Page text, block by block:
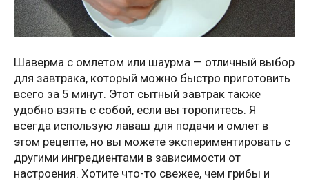
Шаверма с омлетом или шаурма — отличный выбор
для завтрака, который можно быстро приготовить
всего за 5 минут. Этот сытный завтрак также
удобно взять с собой, если вы торопитесь. Я
всегда использую лаваш для подачи и омлет в
этом рецепте, но вы можете экспериментировать с
другими ингредиентами в зависимости от
настроения. Хотите что-то свежее, чем грибы и